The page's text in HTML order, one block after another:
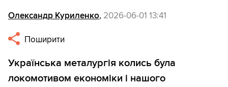
Олександр Куриленко, 2026-06-01 13:41
Поширити
Українська металургія колись була
локомотивом економіки і нашого